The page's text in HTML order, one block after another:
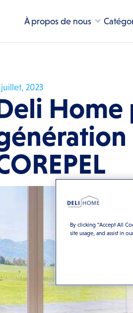
À propos de nous
2023
Home
By clicking “Accept All
site usage, and assist in